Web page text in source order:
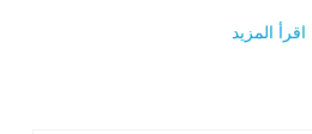
اقرأ المزيد